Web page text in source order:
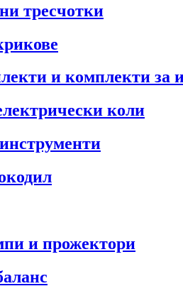
тресчотки
и комплекти за
коли
и прожектори